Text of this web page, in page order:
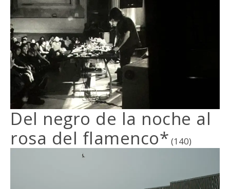
Del negro de la noche al
rosa del flamenco* (140)